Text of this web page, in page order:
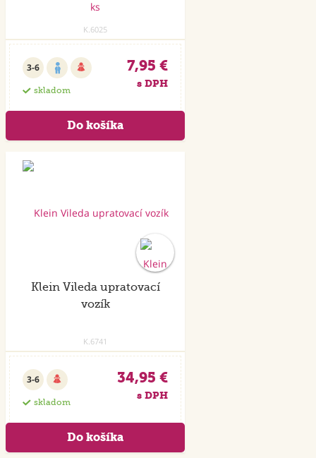
K.6025
3-6
skladom
7,95 €
s DPH
Klein Vileda upratovací
vozík
K.6741
3-6
skladom
34,95 €
s DPH